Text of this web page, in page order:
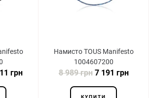
грн
Намисто TOUS Manifesto
1004607200
8 989 грн7 191 грн
КУПИТИ